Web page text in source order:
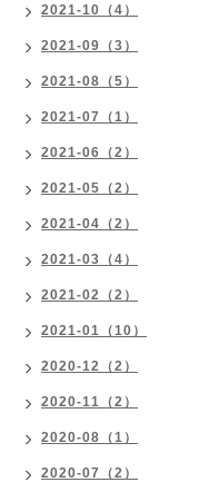
2021-10（4）
2021-09（3）
2021-08（5）
2021-07（1）
2021-06（2）
2021-05（2）
2021-04（2）
2021-03（4）
2021-02（2）
2021-01（10）
2020-12（2）
2020-11（2）
2020-08（1）
2020-07（2）